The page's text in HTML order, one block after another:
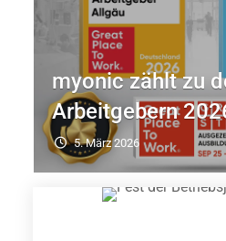
myonic zählt zu
Arbeitgebern
5. März 2026